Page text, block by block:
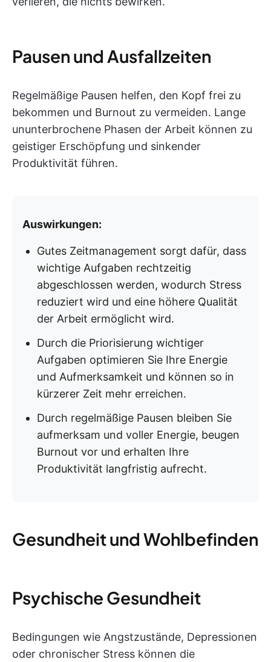
Pausen und Ausfallzeiten
Regelmäßige Pausen helfen, den Kopf frei zu
bekommen und Burnout zu vermeiden. Lange
ununterbrochene Phasen der Arbeit können zu
geistiger Erschöpfung und sinkender
Produktivität führen.
Auswirkungen:
Gutes Zeitmanagement sorgt dafür, dass
wichtige Aufgaben rechtzeitig
abgeschlossen werden, wodurch Stress
reduziert wird und eine höhere Qualität
der Arbeit ermöglicht wird.
Durch die Priorisierung wichtiger
Aufgaben optimieren Sie Ihre Energie
und Aufmerksamkeit und können so in
kürzerer Zeit mehr erreichen.
Durch regelmäßige Pausen bleiben Sie
aufmerksam und voller Energie, beugen
Burnout vor und erhalten Ihre
Produktivität langfristig aufrecht.
Gesundheit und Wohlbefinden
Psychische Gesundheit
Bedingungen wie Angstzustände, Depressionen
oder chronischer Stress können die